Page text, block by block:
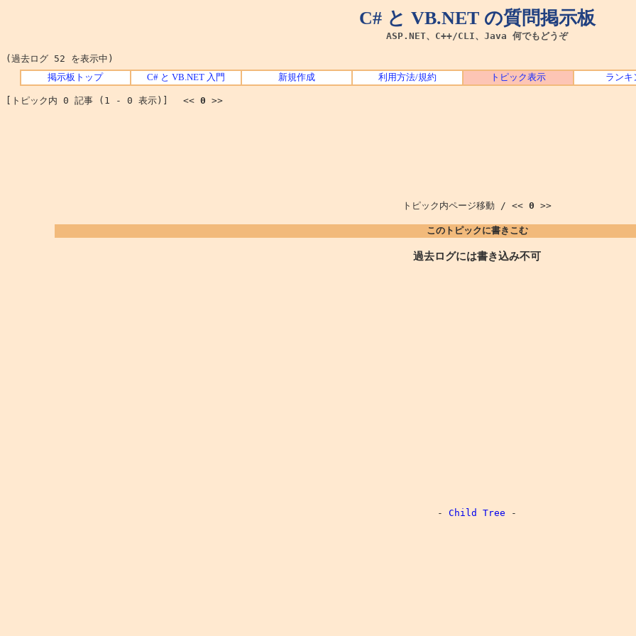
C# と VB.NET の質問掲示板
ASP.NET、C++/CLI、Java 何でもどうぞ
(過去ログ 52 を表示中)
掲示板トップ C# と VB.NET 入門 新規作成 利用方法/規約 トピック表示 ランキ
[トピック内 0 記事 (1 - 0 表示)] << 0 >>
トピック内ページ移動 / << 0 >>
このトピックに書きこむ
過去ログには書き込み不可
- Child Tree -